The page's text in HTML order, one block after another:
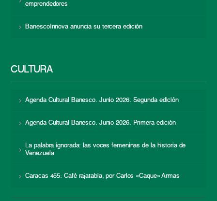
emprendedores
BanescoInnova anuncia su tercera edición
CULTURA
Agenda Cultural Banesco. Junio 2026. Segunda edición
Agenda Cultural Banesco. Junio 2026. Primera edición
La palabra ignorada: las voces femeninas de la historia de
Venezuela
Caracas 455: Café rajatabla, por Carlos «Caque» Armas